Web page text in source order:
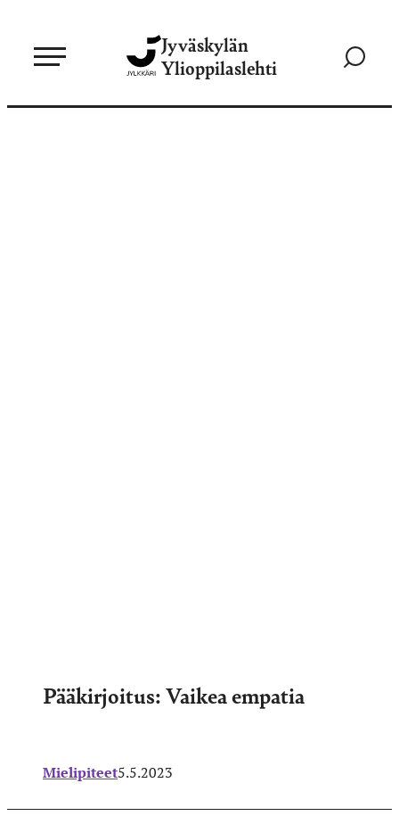
sisältöön
Jyväskylän
Ylioppilaslehti
Siirry
Pääkirjoitus: Vaikea empatia
Mielipiteet5.5.2023